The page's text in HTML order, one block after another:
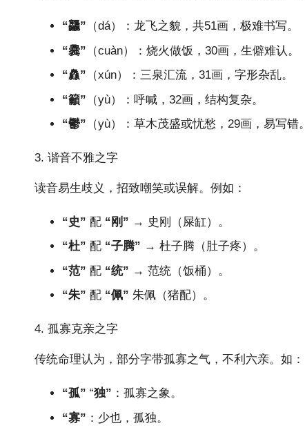
“龘” （dá）：龙飞之貌，共51画，极难书写。
“爨” （cuàn）：烧火做饭，30画，生僻难认。
“灥” （xún）：三泉汇流，31画，字形杂乱。
“籲” （yù）：呼喊，32画，结构复杂。
“鬱” （yù）：草木茂盛或忧愁，29画，易写错。
3. 谐音不雅之字
读音易生歧义，招致嘲笑或误解。例如：
“史” 配 “刚” → 史刚（屎缸）。
“杜” 配 “子腾” → 杜子腾（肚子疼）。
“范” 配 “统” → 范统（饭桶）。
“朱” 配 “佩” 朱佩（猪配）。
4. 孤寡克亲之字
传统命理认为，部分字带孤寡之气，不利六亲。如：
“孤” “独” ：孤寡之象。
“寡” ：少也，孤独。